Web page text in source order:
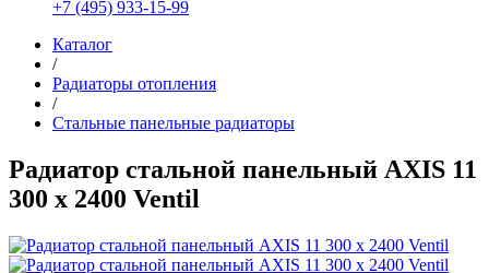
+7 (495) 933-15-99
Каталог
/
Радиаторы отопления
/
Стальные панельные радиаторы
Радиатор стальной панельный AXIS 11
300 x 2400 Ventil